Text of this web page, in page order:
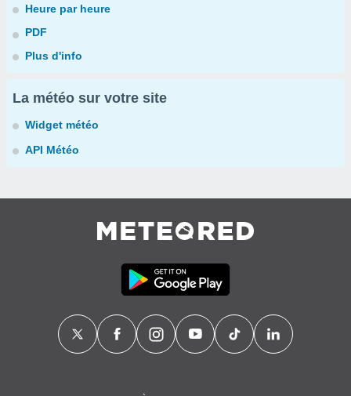
Heure par heure
PDF
Plus d'info
La météo sur votre site
Widget météo
API Météo